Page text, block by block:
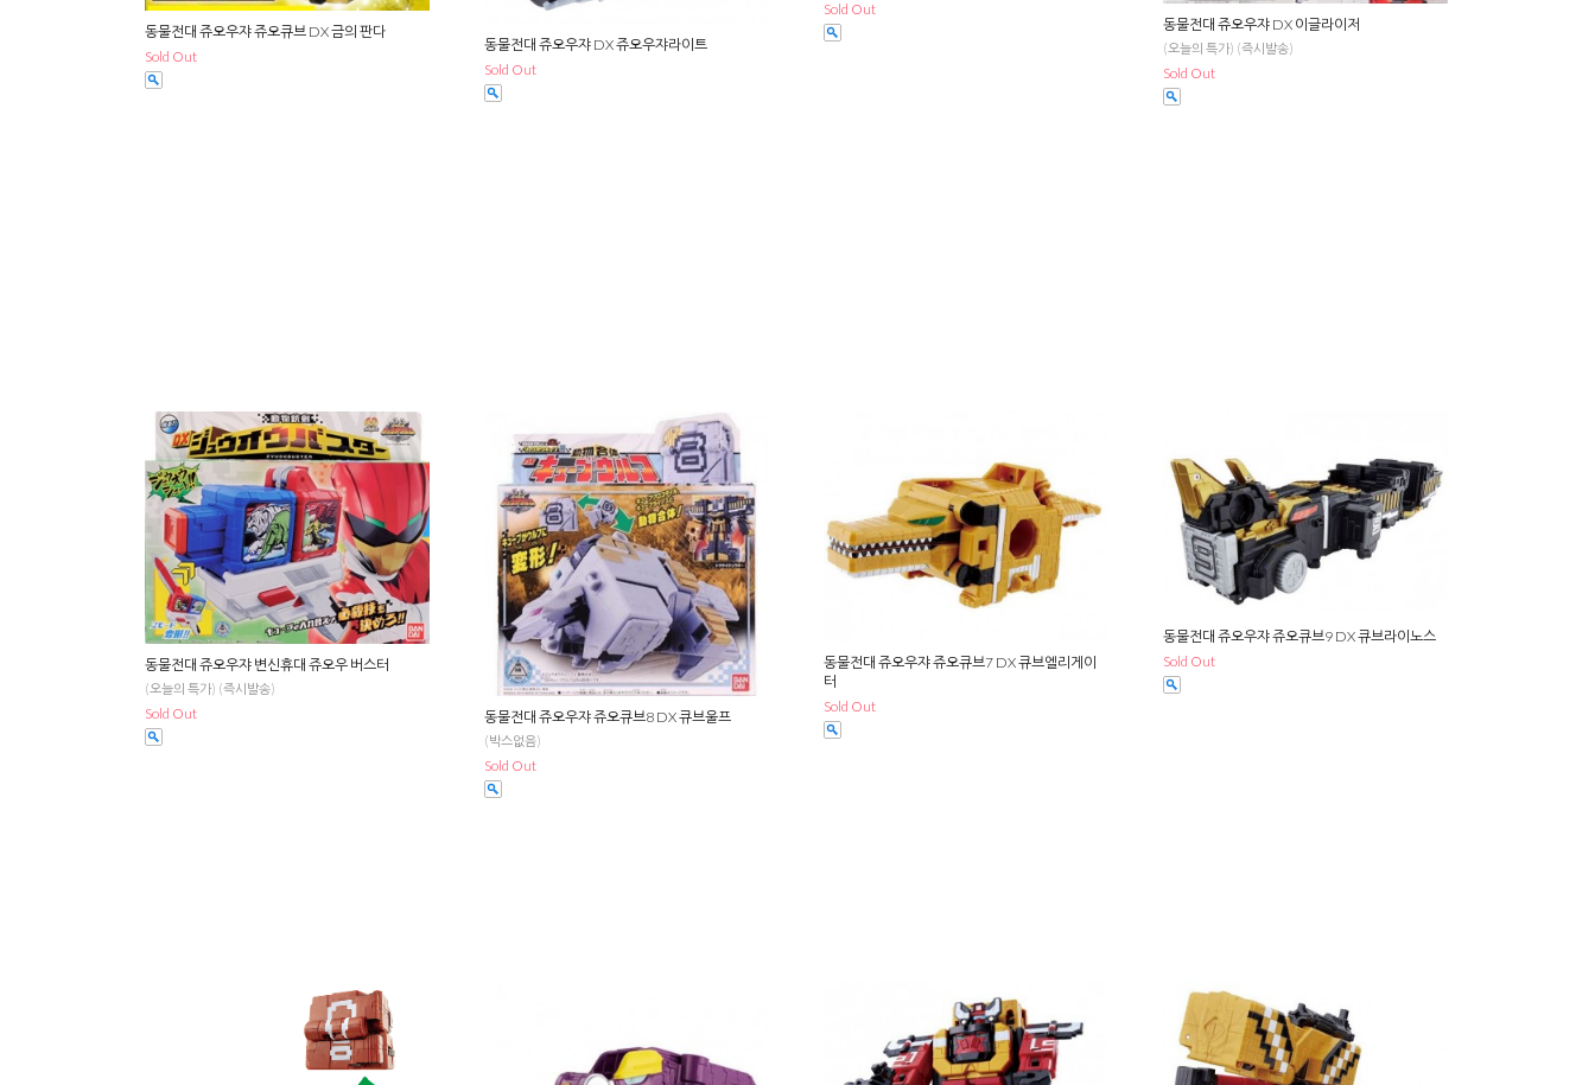
동물전대 쥬오우쟈 쥬오큐브 DX 금의 판다
Sold Out
동물전대 쥬오우쟈 DX 쥬오우쟈라이트
Sold Out
Sold Out
동물전대 쥬오우쟈 DX 이글라이저
(오늘의 특가) (즉시발송)
Sold Out
동물전대 쥬오우쟈 변신휴대 쥬오우 버스터
(오늘의 특가) (즉시발송)
Sold Out 동물전대 쥬오우쟈 쥬오큐브8 DX 큐브울프
(박스없음)
Sold Out
동물전대 쥬오우쟈 쥬오큐브7 DX 큐브엘리게이
터
Sold Out
동물전대 쥬오우쟈 쥬오큐브9 DX 큐브라이노스
Sold Out